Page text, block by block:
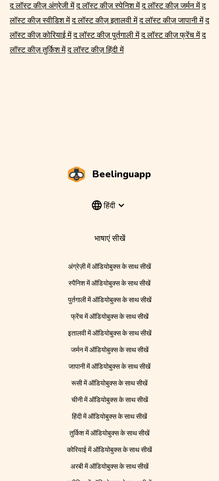
द लॉस्ट कीज़ अंग्रेजी में द लॉस्ट कीज़ स्पेनिश में द लॉस्ट कीज़ जर्मन में द
लॉस्ट कीज़ स्वीडिश में द लॉस्ट कीज़ इतालवी में द लॉस्ट कीज़ जापानी में द
लॉस्ट कीज़ कोरियाई में द लॉस्ट कीज़ पुर्तगाली में द लॉस्ट कीज़ फ्रेंच में द
लॉस्ट कीज़ तुर्किश में द लॉस्ट कीज़ हिंदी में
Beelinguapp
हिंदी
भाषाएं सीखें
अंग्रेज़ी में ऑडियोबुक्स के साथ सीखें
स्पैनिश में ऑडियोबुक्स के साथ सीखें
पुर्तगाली में ऑडियोबुक्स के साथ सीखें
फ्रेंच में ऑडियोबुक्स के साथ सीखें
इतालवी में ऑडियोबुक्स के साथ सीखें
जर्मन में ऑडियोबुक्स के साथ सीखें
जापानी में ऑडियोबुक्स के साथ सीखें
रूसी में ऑडियोबुक्स के साथ सीखें
चीनी में ऑडियोबुक्स के साथ सीखें
हिंदी में ऑडियोबुक्स के साथ सीखें
तुर्किश में ऑडियोबुक्स के साथ सीखें
कोरियाई में ऑडियोबुक्स के साथ सीखें
अरबी में ऑडियोबुक्स के साथ सीखें